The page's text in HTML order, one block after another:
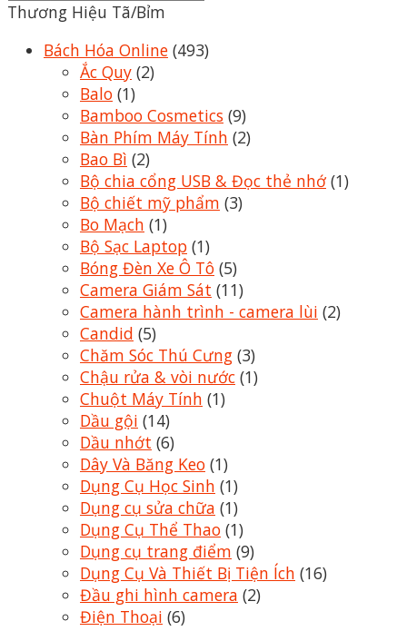
Thương Hiệu Tã/Bỉm
Bách Hóa Online (493)
Ắc Quy (2)
Balo (1)
Bamboo Cosmetics (9)
Bàn Phím Máy Tính (2)
Bao Bì (2)
Bộ chia cổng USB & Đọc thẻ nhớ (1)
Bộ chiết mỹ phẩm (3)
Bo Mạch (1)
Bộ Sạc Laptop (1)
Bóng Đèn Xe Ô Tô (5)
Camera Giám Sát (11)
Camera hành trình - camera lùi (2)
Candid (5)
Chăm Sóc Thú Cưng (3)
Chậu rửa & vòi nước (1)
Chuột Máy Tính (1)
Dầu gội (14)
Dầu nhớt (6)
Dây Và Băng Keo (1)
Dụng Cụ Học Sinh (1)
Dụng cụ sửa chữa (1)
Dụng Cụ Thể Thao (1)
Dụng cụ trang điểm (9)
Dụng Cụ Và Thiết Bị Tiện Ích (16)
Đầu ghi hình camera (2)
Điện Thoại (6)